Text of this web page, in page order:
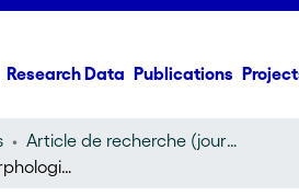
Research Data Publications
Article de recherche (journal article)
Sur un critère morphologique pour les couleurs basiques et son interprétation en pragmatique cognitive